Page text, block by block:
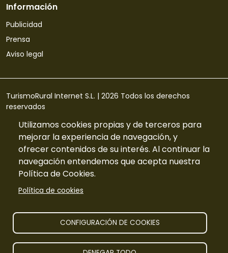
Utilizamos cookies propias y de terceros para
mejorar la experiencia de navegación, y
ofrecer contenidos de su interés. Al continuar la
navegación entendemos que acepta nuestra
Política de Cookies.
Política de cookies
CONFIGURACIÓN DE COOKIES
Información
Publicidad
Prensa
Aviso legal
TurismoRural Internet S.L. | 2026 Todos los derechos
reservados